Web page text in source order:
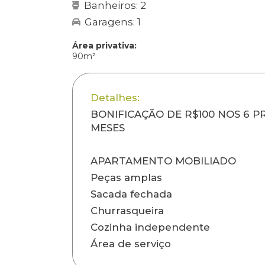
Banheiros: 2
Garagens: 1
Área privativa:
90m²
Detalhes:
BONIFICAÇÃO DE R$100 NOS 6
MESES
APARTAMENTO MOBILIADO
Peças amplas
Sacada fechada
Churrasqueira
Cozinha independente
Área de serviço